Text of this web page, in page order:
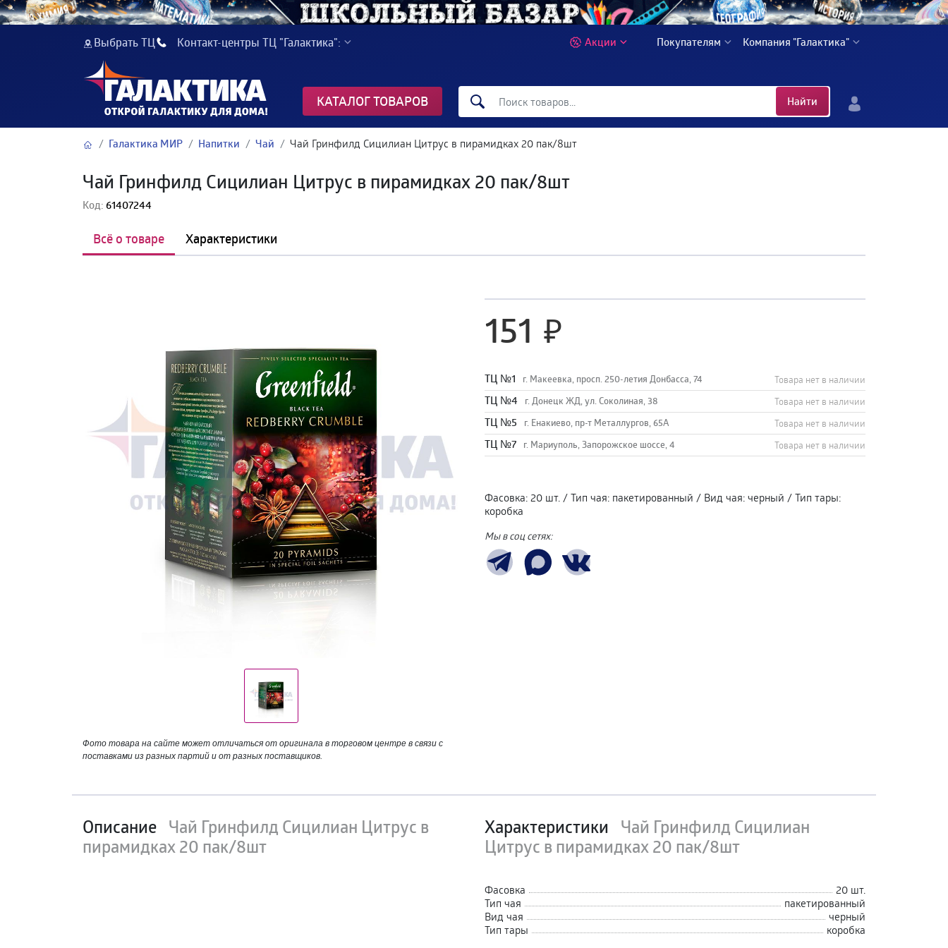
Выбрать ТЦ Контакт-центры ТЦ "Галактика": Акции Покупателям Компания "Галактика"
КАТАЛОГ ТОВАРОВ Найти
Галактика МИР Напитки Чай Чай Гринфилд Сицилиан Цитрус в пирамидках 20 пак/8шт
Чай Гринфилд Сицилиан Цитрус в пирамидках 20 пак/8шт
Код: 61407244
Всё о товаре Характеристики
Фото товара на сайте может отличаться от оригинала в торговом центре в связи с
поставками из разных партий и от разных поставщиков.
151
TЦ №1 г. Макеевка, просп. 250-летия Донбасса, 74 Товара нет в наличии
TЦ №4 г. Донецк ЖД, ул. Соколиная, 38 Товара нет в наличии
TЦ №5 г. Енакиево, пр-т Металлургов, 65А Товара нет в наличии
ТЦ №7 г. Мариуполь, Запорожское шоссе, 4 Товара нет в наличии
Фасовка: 20 шт. / Тип чая: пакетированный / Вид чая: черный / Тип тары:
коробка
Мы в соц сетях:
Описание Чай Гринфилд Сицилиан Цитрус в
пирамидках 20 пак/8шт
Характеристики
Чай Гринфилд Сицилиан
Цитрус в пирамидках 20 пак/8шт
Фасовка
20 шт.
Тип чая
пакетированный
Вид чая
черный
Тип тары
коробка